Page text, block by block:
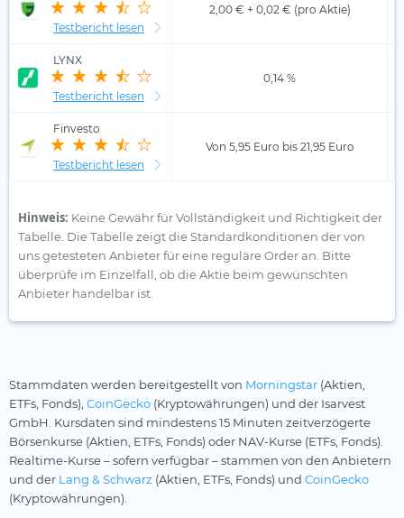
Testbericht lesen
2,00 € + 0,02 € (pro Aktie)
LYNX
Testbericht lesen
0,14 %
Finvesto
Testbericht lesen
Von 5,95 Euro bis 21,95 Euro
Hinweis: Keine Gewähr für Vollständigkeit und Richtigkeit der
Tabelle. Die Tabelle zeigt die Standardkonditionen der von
uns getesteten Anbieter für eine reguläre Order an. Bitte
überprüfe im Einzelfall, ob die Aktie beim gewünschten
Anbieter handelbar ist.
Stammdaten werden bereitgestellt von Morningstar (Aktien,
ETFs, Fonds), CoinGecko (Kryptowährungen) und der Isarvest
GmbH. Kursdaten sind mindestens 15 Minuten zeitverzögerte
Börsenkurse (Aktien, ETFs, Fonds) oder NAV-Kurse (ETFs, Fonds).
Realtime-Kurse – sofern verfügbar – stammen von den Anbietern
und der Lang & Schwarz (Aktien, ETFs, Fonds) und CoinGecko
(Kryptowährungen).